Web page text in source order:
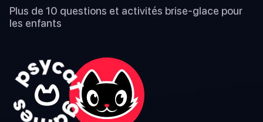
Plus de 10 questions et activités brise-glace pour
les enfants